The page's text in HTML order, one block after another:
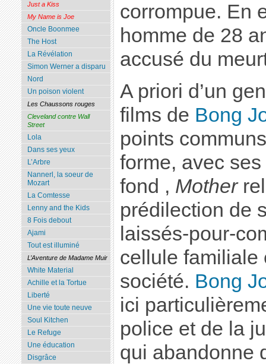
corrompue. En
homme de 28
accusé du
A priori d’un
films de Bong
points
forme, avec
fond , Mother
prédilection de
laissés-pour-
cellule familiale
société. Bong
ici
police et de la
qui abandonne
Just a Kiss
My Name is Joe
Oncle Boonmee
The Host
La Révélation
Simon Werner a disparu
Nord
Un poison violent
Les Chaussons rouges
Cleveland contre Wall
Street
Lola
Dans ses yeux
L’Arbre
Nannerl, la soeur de
Mozart
La Comtesse
Lenny and the Kids
8 Fois debout
Ajami
Tout est illuminé
L’Aventure de Madame Muir
White Material
Achille et la Tortue
Liberté
Une vie toute neuve
Soul Kitchen
Le Refuge
Une éducation
Disgrâce